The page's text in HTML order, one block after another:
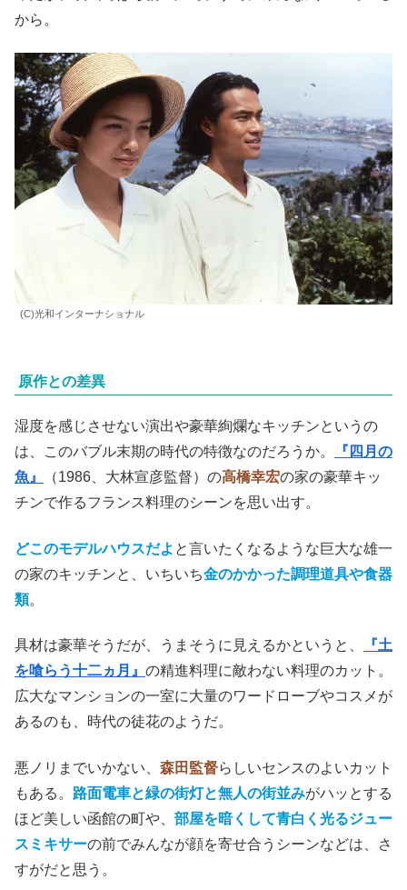
から。
(C)光和インターナショナル
原作との差異
湿度を感じさせない演出や豪華絢爛なキッチンというの
は、このバブル末期の時代の特徴なのだろうか。
『四月の
魚』
（1986、大林宣彦監督）の高橋幸宏の家の豪華キッ
チンで作るフランス料理のシーンを思い出す。
どこのモデルハウスだよ と言いたくなるような巨大な雄一
の家のキッチンと、いちいち金のかかった調理道具や食器
類。
具材は豪華そうだが、うまそうに見えるかというと、
『土
を喰らう十二ヵ月』 の精進料理に敵わない料理のカット。
広大なマンションの一室に大量のワードローブやコスメが
あるのも、時代の徒花のようだ。
悪ノリまでいかない、 森田監督らしいセンスのよいカット
もある。 路面電車と緑の街灯と無人の街並みがハッとする
ほど美しい函館の町や、 部屋を暗くして青白く光るジュー
スミキサーの前でみんなが顔を寄せ合うシーンなどは、さ
すがだと思う。